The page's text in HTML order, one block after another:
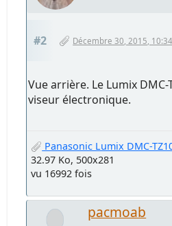
#2 Décembre 30, 2015,
Vue arrière. Le Lumix
viseur électronique.
Panasonic Lumix DMC-
32.97 Ko, 500x281
vu 16992 fois
pacmoab